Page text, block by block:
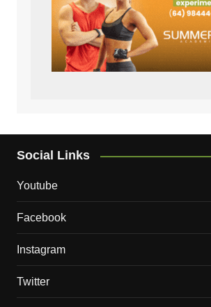
Social Links
Youtube
Facebook
Instagram
Twitter